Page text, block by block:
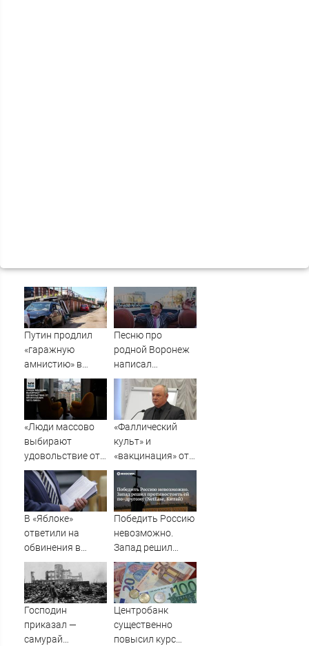
Путин продлил
«гаражную
амнистию» в
России до 1
сентября 2031
года
Песню про
родной Воронеж
написал
музыкант Михаил
Гребенщиков -
ВестиПК в
Воронеже
«Люди массово
выбирают
удовольствие от
пропускания чего-
либо»
«Фаллический
культ» и
«вакцинация» от
Грефа для
«дорогих
россиян»
В «Яблоке»
ответили на
обвинения в
иностранном
финансировании
Победить Россию
невозможно.
Запад решил
противостоять ей
по-другому
(NetEase, Китай)
Господин
приказал —
самурай
Центробанк
существенно
повысил курс